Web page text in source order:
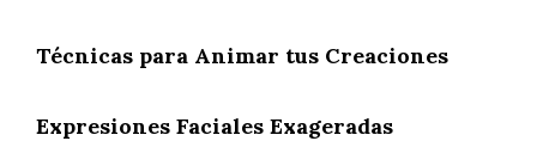
Técnicas para Animar tus Creaciones
Expresiones Faciales Exageradas